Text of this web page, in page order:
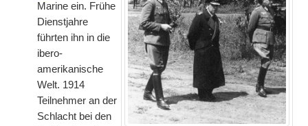
Marine ein. Frühe
Dienstjahre
führten ihn in die
ibero-
amerikanische
Welt. 1914
Teilnehmer an der
Schlacht bei den